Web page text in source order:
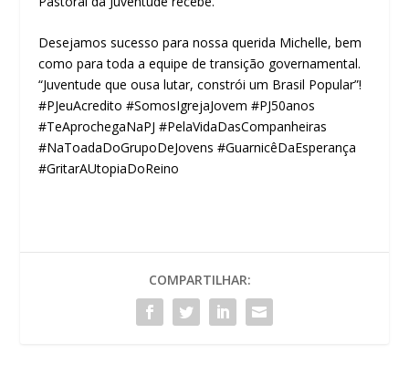
Desejamos sucesso para nossa querida Michelle, bem
como para toda a equipe de transição governamental.
“Juventude que ousa lutar, constrói um Brasil Popular”!
#PJeuAcredito #SomosIgrejaJovem #PJ50anos
#TeAprochegaNaPJ #PelaVidaDasCompanheiras
#NaToadaDoGrupoDeJovens #GuarnicêDaEsperança
#GritarAUtopiaDoReino
COMPARTILHAR: